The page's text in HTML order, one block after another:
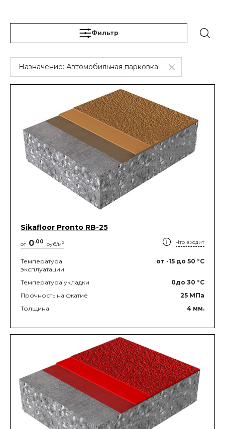
Фильтр
Назначение: Автомобильная парковка
Sikafloor Pronto RB-25
от 0.00 руб/м2 Что входит
Температура
эксплуатации
от -15 до 50 °C
Температура укладки 0до 30 °C
Прочность на сжатие
25 МПа
Толщина
4 мм.